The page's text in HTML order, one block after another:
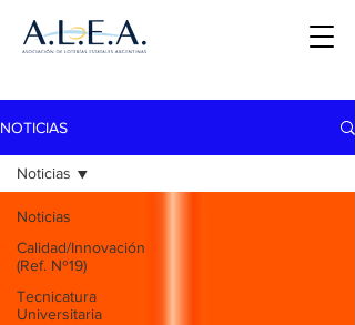
NOTICIAS
Noticias
Calidad/Innovación
(Ref. Nº19)
Tecnicatura
Universitaria
Noticias